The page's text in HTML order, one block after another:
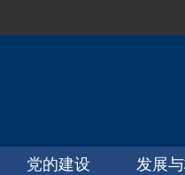
党的建设 发展